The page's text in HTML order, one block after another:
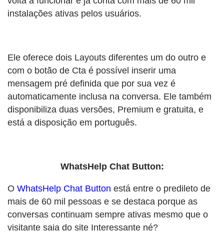
instalações ativas pelos usuários.
Ele oferece dois Layouts diferentes um do outro e
com o botão de Cta é possível inserir uma
mensagem pré definida que por sua vez é
automaticamente inclusa na conversa. Ele também
disponibiliza duas versões, Premium e gratuita, e
está a disposição em português.
WhatsHelp Chat Button:
O WhatsHelp Chat Button está entre o predileto de
mais de 60 mil pessoas e se destaca porque as
conversas continuam sempre ativas mesmo que o
visitante saia do site Interessante né?